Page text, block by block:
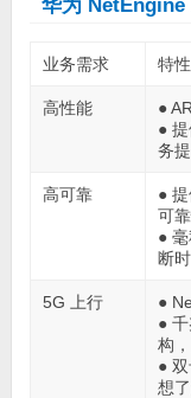
华为 NetEngine
业务需求 特
高性能
●
●
务
高可靠
●
可
●
断
5G 上行
●
●
构
●
想